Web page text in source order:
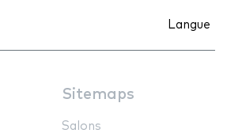
Langue
Sitemaps
Salons